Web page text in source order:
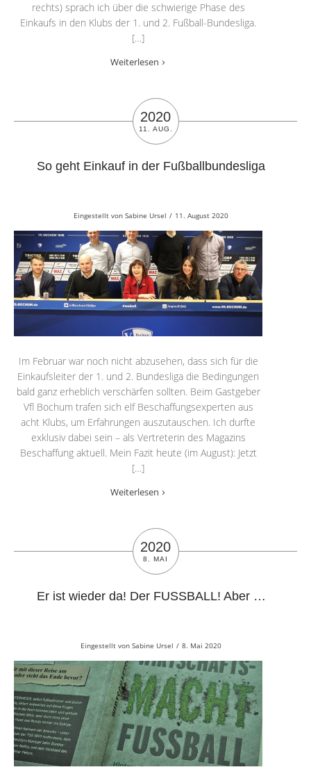
rechts) sprach ich über die schwierige Phase des
Einkaufs in den Klubs der 1. und 2. Fußball-Bundesliga.
[…]
Weiterlesen
2020
11. AUG.
So geht Einkauf in der Fußballbundesliga
Eingestellt vonSabine Ursel / 11. August 2020
Im Februar war noch nicht abzusehen, dass sich für die
Einkaufsleiter der 1. und 2. Bundesliga die Bedingungen
bald ganz erheblich verschärfen sollten. Beim Gastgeber
Vfl Bochum trafen sich elf Beschaffungsexperten aus
acht Klubs, um Erfahrungen auszutauschen. Ich durfte
exklusiv dabei sein – als Vertreterin des Magazins
Beschaffung aktuell. Mein Fazit heute (im August): Jetzt
[…]
Weiterlesen
2020
8. MAI
Er ist wieder da! Der FUSSBALL! Aber …
Eingestellt vonSabine Ursel / 8. Mai 2020